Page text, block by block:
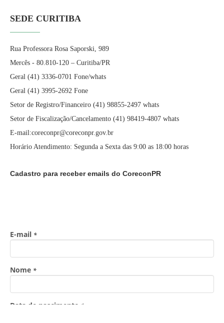
SEDE CURITIBA
Rua Professora Rosa Saporski, 989
Mercês - 80.810-120 – Curitiba/PR
Geral (41) 3336-0701 Fone/whats
Geral (41) 3995-2692 Fone
Setor de Registro/Financeiro (41) 98855-2497 whats
Setor de Fiscalização/Cancelamento (41) 98419-4807 whats
E-mail:coreconpr@coreconpr.gov.br
Horário Atendimento: Segunda a Sexta das 9:00 as 18:00 horas
Cadastro para receber emails do CoreconPR